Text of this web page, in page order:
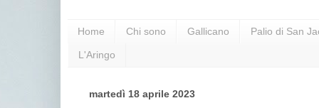
Home Chi sono Gallicano Palio di San
L'Aringo
martedì 18 aprile 2023